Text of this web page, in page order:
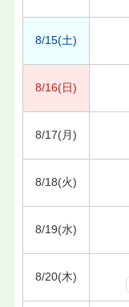
8/15(土)
8/16(日)
8/17(月)
8/18(火)
8/19(水)
8/20(木)